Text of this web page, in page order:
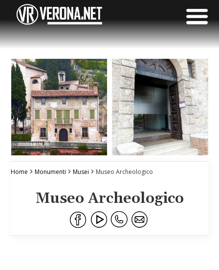
Home Monumenti Musei Museo Archeologico
Museo Archeologico